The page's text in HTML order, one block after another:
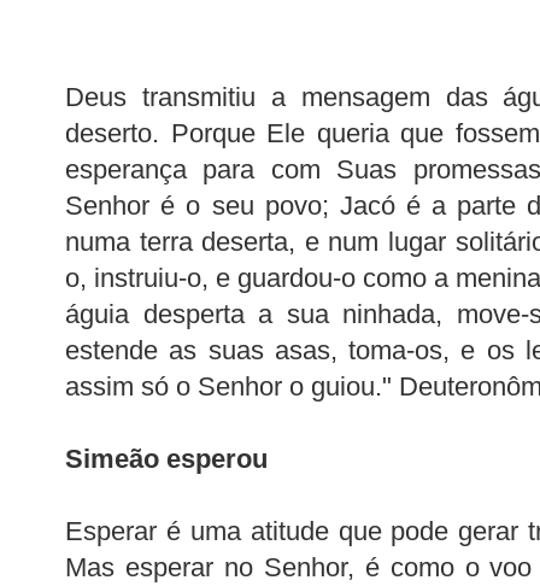
Deus transmitiu a mensagem das
deserto. Porque Ele queria que
esperança para com Suas
Senhor é o seu povo; Jacó é a parte
numa terra deserta, e num lugar
o, instruiu-o, e guardou-o como a
águia desperta a sua ninhada,
estende as suas asas, toma-os, e os
assim só o Senhor o guiou."
Simeão esperou
Esperar é uma atitude que pode gerar
Mas esperar no Senhor, é como o